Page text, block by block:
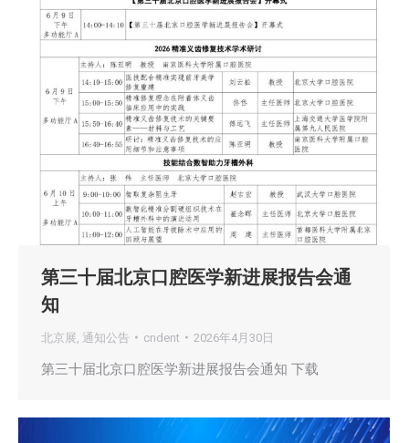
第三十届北京口腔医学新进展报告会通
知
北京展 通知公告 cndent 2026年4月30日
第三十届北京口腔医学新进展报告会通知 下载